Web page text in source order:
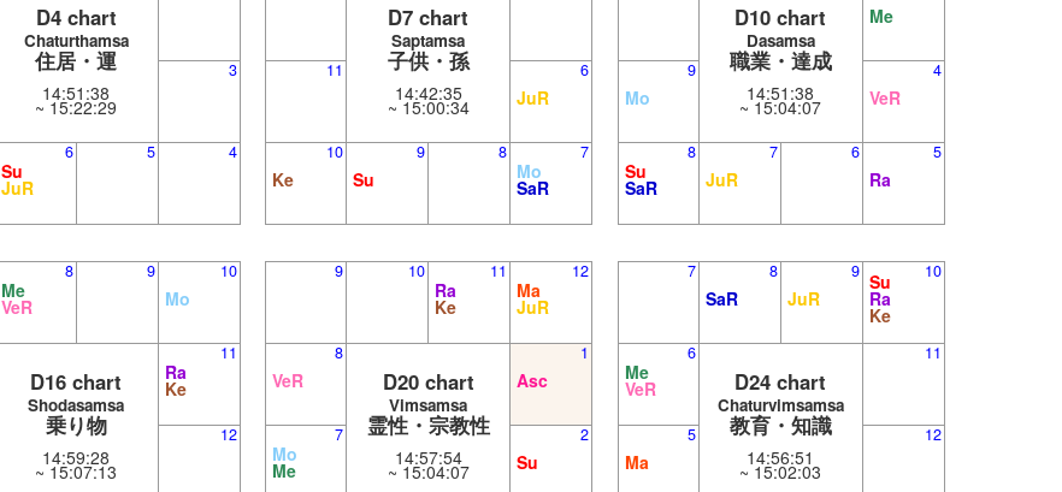
D4 chart
Chaturthamsa
住居・運
14:51:38
~ 15:22:29
3
Su
JuR
6 5 4
D7 chart
Saptamsa
子供・孫
14:42:35
~ 15:00:34
11
JuR
6
Ke
10
Su
9 8
Mo
SaR
7
D10 chart
Dasamsa
職業・達成
14:51:38
~ 15:04:07
Me
Mo
9
VeR
4
Su
SaR
8
JuR
7 6
Ra
5
Me
VeR
8 9
Mo
10
D16 chart
Shodasamsa
乗り物
14:59:28
~ 15:07:13
Ra
Ke
11
12
9 10
Ra
Ke
11
Ma
JuR
12
VeR
8
D20 chart
Vimsamsa
霊性・宗教性
14:57:54
~ 15:04:07
Asc
1
Mo
Me
7
Su
2
7
SaR
8
JuR
9 Su
Ra
Ke
10
Me
VeR
6
D24 chart
Chaturvimsamsa
教育・知識
14:56:51
~ 15:02:03
11
Ma
5 12